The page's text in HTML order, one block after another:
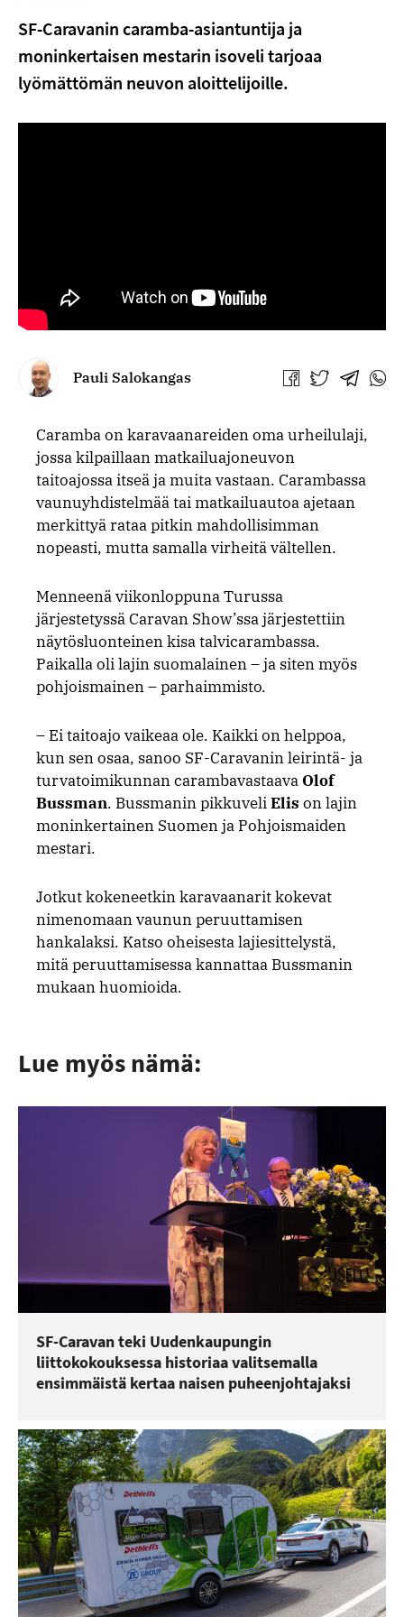
SF-Caravanin caramba-asiantuntija ja
moninkertaisen mestarin isoveli tarjoaa
lyömättömän neuvon aloittelijoille.
Pauli Salokangas
Jaa Jaa Jaa Jaa
Caramba on karavaanareiden oma urheilulaji,
jossa kilpaillaan matkailuajoneuvon
taitoajossa itseä ja muita vastaan. Carambassa
vaunuyhdistelmää tai matkailuautoa ajetaan
merkittyä rataa pitkin mahdollisimman
nopeasti, mutta samalla virheitä vältellen.
Menneenä viikonloppuna Turussa
järjestetyssä Caravan Show’ssa järjestettiin
näytösluonteinen kisa talvicarambassa.
Paikalla oli lajin suomalainen – ja siten myös
pohjoismainen – parhaimmisto.
– Ei taitoajo vaikeaa ole. Kaikki on helppoa,
kun sen osaa, sanoo SF-Caravanin leirintä- ja
turvatoimikunnan carambavastaava Olof
Bussman. Bussmanin pikkuveliElis on lajin
moninkertainen Suomen ja Pohjoismaiden
mestari.
Jotkut kokeneetkin karavaanarit kokevat
nimenomaan vaunun peruuttamisen
hankalaksi. Katso oheisesta lajiesittelystä,
mitä peruuttamisessa kannattaa Bussmanin
mukaan huomioida.
Lue myös nämä:
SF-Caravan teki Uudenkaupungin
liittokokouksessa historiaa valitsemalla
ensimmäistä kertaa naisen puheenjohtajaksi